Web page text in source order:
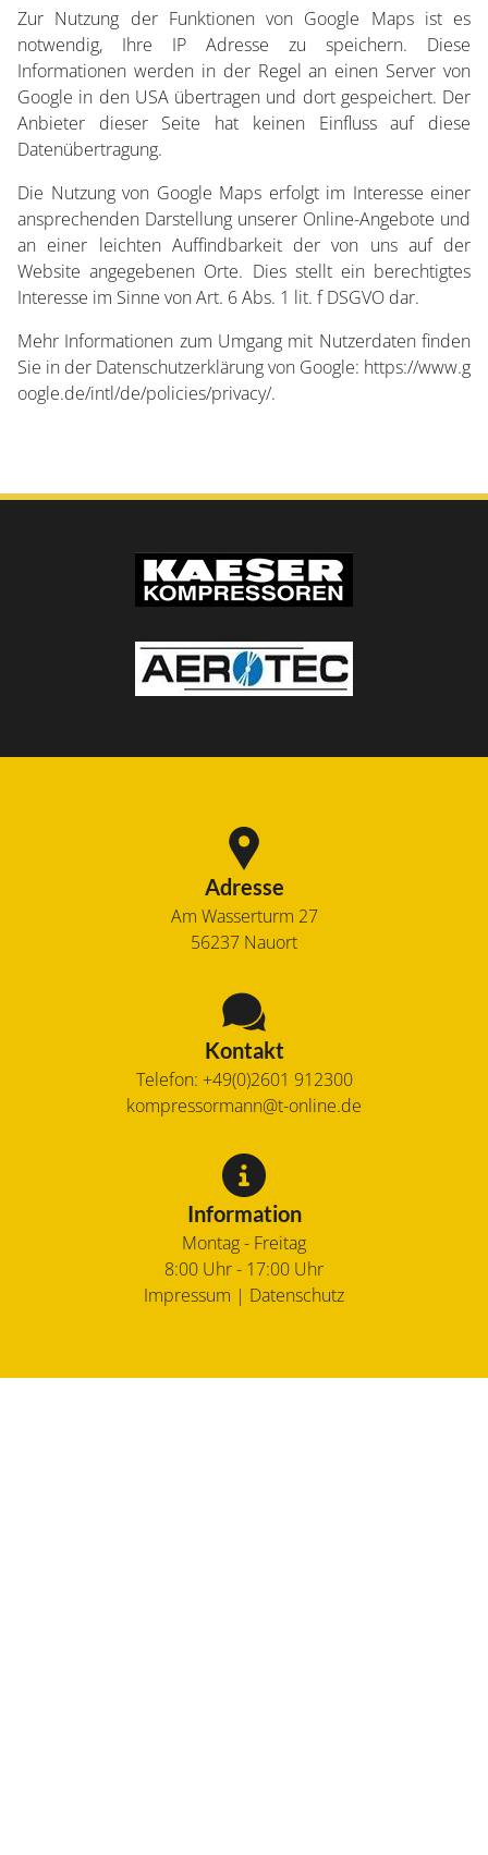
Zur Nutzung der Funktionen von Google Maps ist es
notwendig, Ihre IP Adresse zu speichern. Diese
Informationen werden in der Regel an einen Server von
Google in den USA übertragen und dort gespeichert. Der
Anbieter dieser Seite hat keinen Einfluss auf diese
Datenübertragung.
Die Nutzung von Google Maps erfolgt im Interesse einer
ansprechenden Darstellung unserer Online-Angebote und
an einer leichten Auffindbarkeit der von uns auf der
Website angegebenen Orte. Dies stellt ein berechtigtes
Interesse im Sinne von Art. 6 Abs. 1 lit. f DSGVO dar.
Mehr Informationen zum Umgang mit Nutzerdaten finden
Sie in der Datenschutzerklärung von Google: https://www.g
oogle.de/intl/de/policies/privacy/.
Adresse
Am Wasserturm 27
56237 Nauort
Kontakt
Telefon: +49(0)2601 912300
kompressormann@t-online.de
Information
Montag - Freitag
8:00 Uhr - 17:00 Uhr
Impressum | Datenschutz